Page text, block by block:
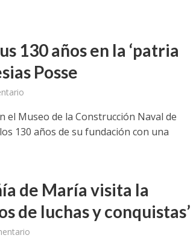
130 años en la ‘patria
Posse
el Museo de la Construcción Naval de
130 años de su fundación con una
de María visita la
de luchas y conquistas’